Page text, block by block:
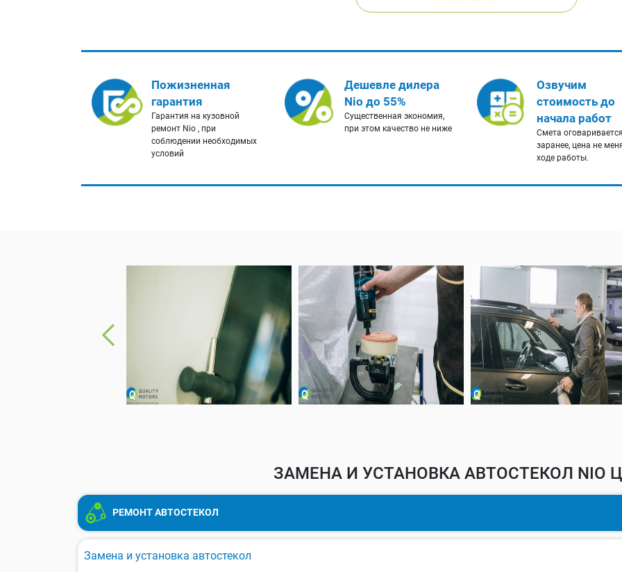
Пожизненная
гарантия
Гарантия на кузовной
ремонт Nio , при
соблюдении необходимых
условий
Дешевле дилера
Nio до 55%
Существенная экономия,
при этом качество не ниже
Озвучим
стоимость до
начала работ
Смета оговаривается
заранее, цена не
ходе работы.
ЗАМЕНА И УСТАНОВКА АВТОСТЕКОЛ NIO
РЕМОНТ АВТОСТЕКОЛ
Замена и установка автостекол